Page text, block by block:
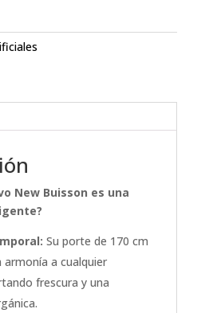
New Buisson es una
Su porte de 170 cm
a cualquier
frescura y una